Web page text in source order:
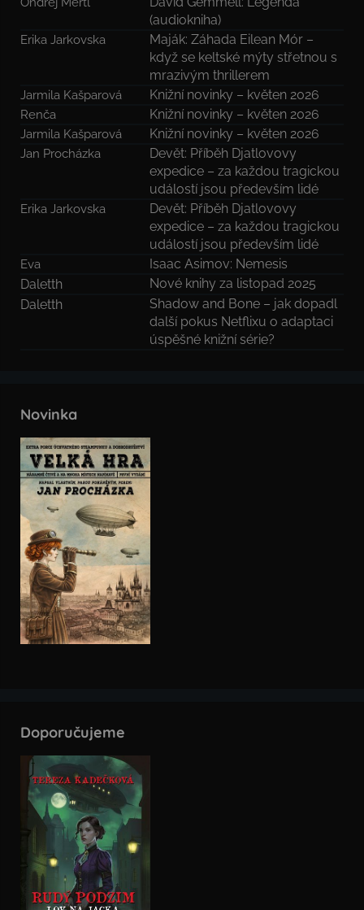
(audiokniha)
Erika Jarkovska
Maják: Záhada Eilean Mór –
když se keltské mýty střetnou s
mrazivým thrillerem
Jarmila Kašparová Knižní novinky – květen 2026
Renča Knižní novinky – květen 2026
Jarmila Kašparová Knižní novinky – květen 2026
Jan Procházka
Devět: Příběh Djatlovovy
expedice – za každou tragickou
událostí jsou především lidé
Erika Jarkovska
Devět: Příběh Djatlovovy
expedice – za každou tragickou
událostí jsou především lidé
Eva
Isaac Asimov: Nemesis
Daletth
Nové knihy za listopad 2025
Daletth
Shadow and Bone – jak dopadl
další pokus Netflixu o adaptaci
úspěšné knižní série?
Novinka
Doporučujeme